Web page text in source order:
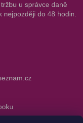
u správce daně
nejpozději do 48 hodin.